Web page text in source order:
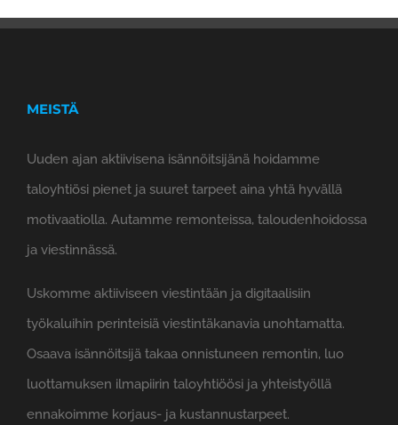
MEISTÄ
Uuden ajan aktiivisena isännöitsijänä hoidamme
taloyhtiösi pienet ja suuret tarpeet aina yhtä hyvällä
motivaatiolla. Autamme remonteissa, taloudenhoidossa
ja viestinnässä.
Uskomme aktiiviseen viestintään ja digitaalisiin
työkaluihin perinteisiä viestintäkanavia unohtamatta.
Osaava isännöitsijä takaa onnistuneen remontin, luo
luottamuksen ilmapiirin taloyhtiöösi ja yhteistyöllä
ennakoimme korjaus- ja kustannustarpeet.